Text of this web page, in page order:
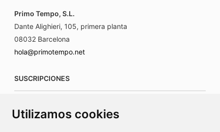
Utilizamos cookies
Primo Tempo, S.L.
Dante Alighieri, 105, primera planta
08032 Barcelona
hola@primotempo.net
SUSCRIPCIONES
www.connecorrevistas.com